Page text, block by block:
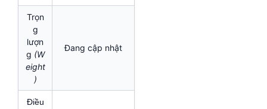
Trọn
g
lượn
g (W
eight
)
Đang cập nhật
Điều